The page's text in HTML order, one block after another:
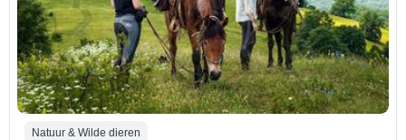
Natuur & Wilde dieren